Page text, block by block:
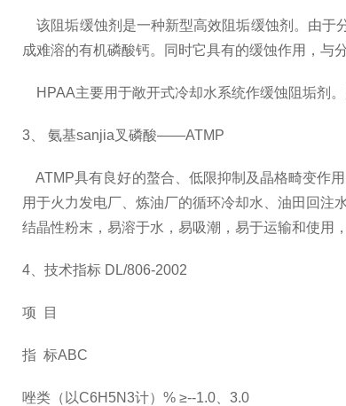
该阻垢缓蚀剂是一种新型高效阻垢缓蚀剂。由于
成难溶的有机磷酸钙。同时它具有的缓蚀作用，与
HPAA主要用于敞开式冷却水系统作缓蚀阻垢剂
3、 氨基sanjia叉磷酸——ATMP
ATMP具有良好的螯合、低限抑制及晶格畸变作
用于火力发电厂、炼油厂的循环冷却水、油田回注
结晶性粉末，易溶于水，易吸潮，易于运输和使用
4、技术指标 DL/806-2002
项 目
指 标ABC
唑类（以C6H5N3计）% ≥--1.0、3.0